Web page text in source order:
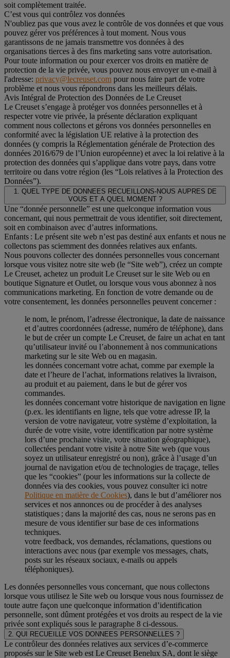
soit complètement traitée.
C’est vous qui contrôlez vos données
N'oubliez pas que vous avez le contrôle de vos données et que vous
pouvez gérer vos préférences à tout moment. Nous vous
garantissons de ne jamais transmettre vos données à des
organisations tierces à des fins marketing sans votre autorisation.
Pour toute information ou pour exercer vos droits en matière de
protection de la vie privée, vous pouvez nous envoyer un e-mail à
l'adresse: privacy@lecreuset.com pour nous faire part de votre
problème et nous vous répondrons dans les meilleurs délais.
Avis Intégral de Protection des Données de Le Creuset
Le Creuset s’engage à protéger vos données personnelles et à
respecter votre vie privée, la présente déclaration expliquant
comment nous collectons et gérons vos données personnelles en
conformité avec la législation UE relative à la protection des
données (y compris la Réglementation générale de Protection des
données 2016/679 de l’Union européenne) et avec la loi relative à la
protection des données qui s’applique dans votre pays, dans votre
territoire ou dans votre région (les “Lois relatives à la Protection des
Données”).
1. QUEL TYPE DE DONNEES RECUEILLONS-NOUS AUPRES DE
VOUS ET A QUEL MOMENT ?
Une “donnée personnelle” est une quelconque information vous
concernant, qui nous permettrait de vous identifier, soit directement,
soit en combinaison avec d’autres informations.
Enfants : Le présent site web n’est pas destiné aux enfants et nous ne
collectons pas sciemment des données relatives aux enfants.
Nous pouvons collecter des données personnelles vous concernant
lorsque vous visitez notre site web (le “Site web”), créez un compte
Le Creuset, achetez un produit Le Creuset sur le site Web ou en
boutique Signature et Outlet, ou lorsque vous vous abonnez à nos
communications marketing. En fonction de votre demande ou de
votre consentement, les données personnelles peuvent concerner :
le nom, le prénom, l’adresse électronique, la date de naissance
et d’autres coordonnées (adresse, numéro de téléphone), dans
le but de créer un compte Le Creuset, de faire un achat en tant
qu’utilisateur invité ou l’abonnement à nos communications
marketing sur le site Web ou en magasin.
les données concernant votre achat, comme par exemple la
date et l’heure de l’achat, informations relatives la livraison,
au produit et au paiement, dans le but de gérer vos
commandes.
les données concernant votre historique de navigation en ligne
(p.ex. les identifiants en ligne, tels que votre adresse IP, la
version de votre navigateur, votre système d’exploitation, la
durée de votre visite, votre identification par notre système
lors d’une prochaine visite, votre situation géographique),
collectées pendant votre visite à notre Site web (que vous
soyez un utilisateur enregistré ou non), grâce à l’usage d’un
journal de navigation et/ou de technologies de traçage, telles
que les “cookies” (pour les informations sur la collecte de
données via des cookies, vous pouvez consulter ici notre
Politique en matière de Cookies), dans le but d’améliorer nos
services et nos annonces ou de procéder à des analyses
statistiques ; dans la majorité des cas, nous ne serons pas en
mesure de vous identifier sur base de ces informations
techniques.
votre feedback, vos demandes, réclamations, questions ou
interactions avec nous (par exemple vos messages, chats,
posts sur les réseaux sociaux, e-mails ou appels
téléphoniques).
Les données personnelles vous concernant, que nous collectons
lorsque vous utilisez le Site web ou lorsque vous nous fournissez de
toute autre façon une quelconque information d’identification
personnelle, sont dûment protégées et vos droits au respect de la vie
privée sont expliqués sous le paragraphe 8 ci-dessous.
2. QUI RECUEILLE VOS DONNEES PERSONNELLES ?
Le contrôleur des données relatives aux services d’e-commerce
proposés sur le Site web est Le Creuset Benelux SA, dont le siège